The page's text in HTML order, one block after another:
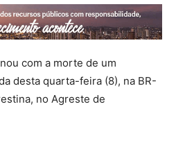
com a morte de um
desta quarta-feira (8), na BR-
no Agreste de